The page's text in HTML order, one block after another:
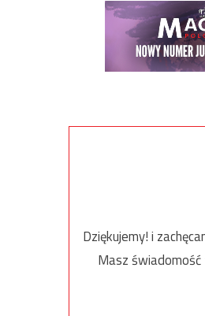
Dziękujemy! i
Masz